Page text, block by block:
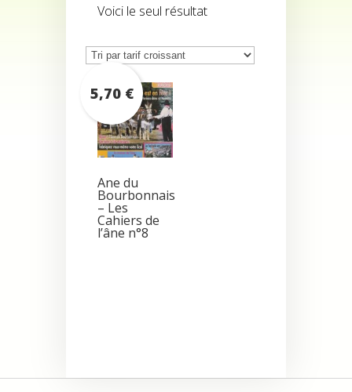
Voici le seul résultat
Ane du
Bourbonnais
– Les
Cahiers de
l’âne n°8
5,70 €